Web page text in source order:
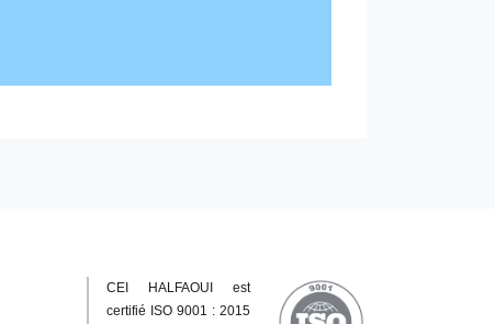
CEI HALFAOUI est
certifié ISO 9001 : 2015